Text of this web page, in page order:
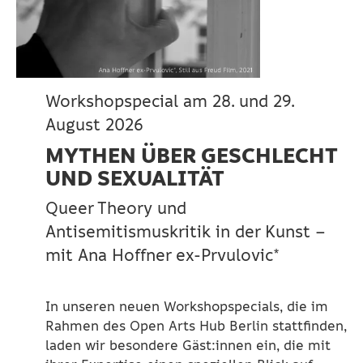
Workshopspecial am 28. und 29.
August 2026
MYTHEN ÜBER GESCHLECHT
UND SEXUALITÄT
Queer Theory und
Antisemitismuskritik in der Kunst –
mit Ana Hoffner ex-Prvulovic*
In unseren neuen Workshopspecials, die im
Rahmen des Open Arts Hub Berlin stattfinden,
laden wir besondere Gäst:innen ein, die mit